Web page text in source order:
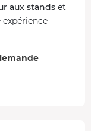
aux stands et